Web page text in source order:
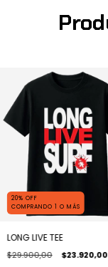
20% OFF
COMPRANDO 1 O MÁS
LONG LIVE TEE
$29.900,00 $23.920,00